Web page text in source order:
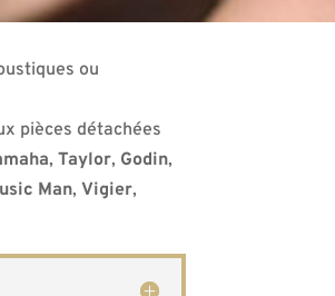
ou
pièces détachées
,Taylor, Godin,
Man,Vigier,